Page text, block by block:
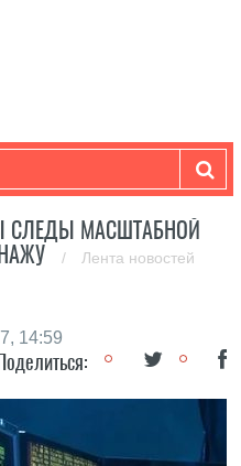
СЛЕДЫ МАСШТАБНОЙ
/
Лента новостей
14:59